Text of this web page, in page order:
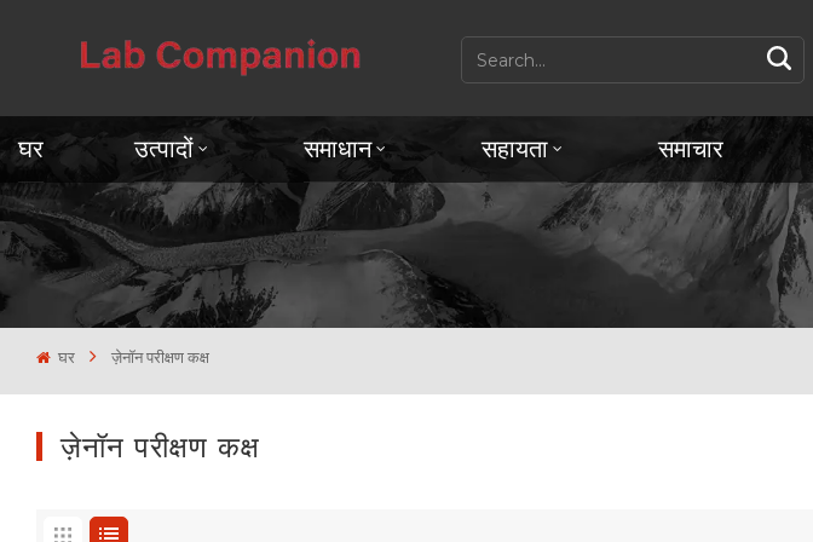
घर उत्पादों समाधान सहायता समाचार
घर ज़ेनॉन परीक्षण कक्ष
ज़ेनॉन परीक्षण कक्ष